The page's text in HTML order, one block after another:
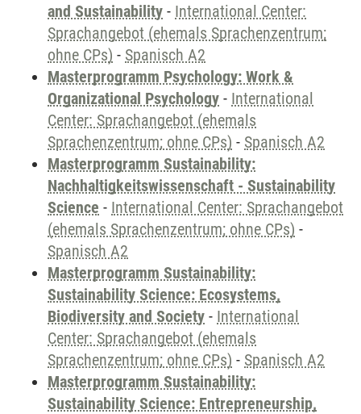
and Sustainability - International Center:
Sprachangebot (ehemals Sprachenzentrum;
ohne CPs) - Spanisch A2
Masterprogramm Psychology: Work &
Organizational Psychology - International
Center: Sprachangebot (ehemals
Sprachenzentrum; ohne CPs) - Spanisch A2
Masterprogramm Sustainability:
Nachhaltigkeitswissenschaft - Sustainability
Science - International Center: Sprachangebot
(ehemals Sprachenzentrum; ohne CPs) -
Spanisch A2
Masterprogramm Sustainability:
Sustainability Science: Ecosystems,
Biodiversity and Society - International
Center: Sprachangebot (ehemals
Sprachenzentrum; ohne CPs) - Spanisch A2
Masterprogramm Sustainability:
Sustainability Science: Entrepreneurship,